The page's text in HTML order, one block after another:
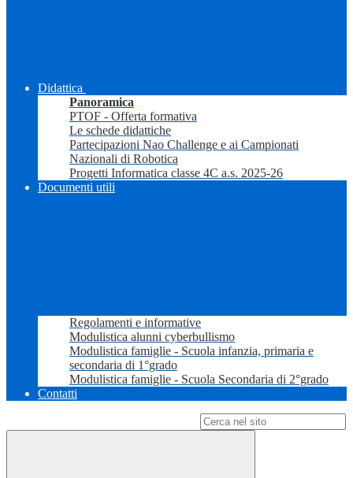
Didattica
Panoramica
PTOF - Offerta formativa
Le schede didattiche
Partecipazioni Nao Challenge e ai Campionati
Nazionali di Robotica
Progetti Informatica classe 4C a.s. 2025-26
Documenti utili
Regolamenti e informative
Modulistica alunni cyberbullismo
Modulistica famiglie - Scuola infanzia, primaria e
secondaria di 1°grado
Modulistica famiglie - Scuola Secondaria di 2°grado
Contatti